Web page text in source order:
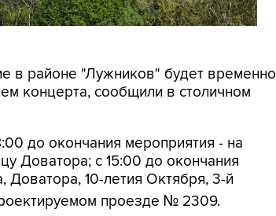
в районе "Лужников" будет временно
концерта, сообщили в столичном
до окончания мероприятия - на
Доватора; с 15:00 до окончания
Доватора, 10-летия Октября, 3-й
проезде № 2309.